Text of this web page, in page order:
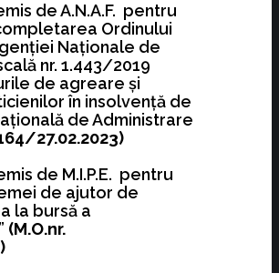
de A.N.A.F. pentru
Ordinului
Naţionale de
nr. 1.443/2019
de agreare şi
în insolvenţă de
de Administrare
27.02.2023)
de M.I.P.E. pentru
de ajutor de
la bursă a
(M.O.nr.